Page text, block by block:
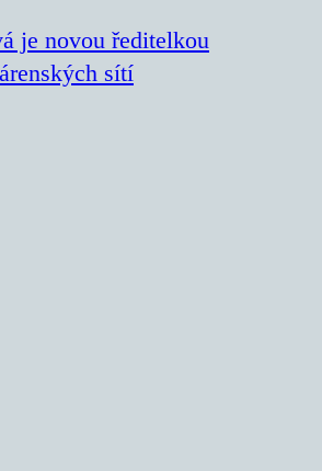
je novou ředitelkou
sítí